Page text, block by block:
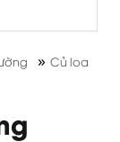
» Củ loa